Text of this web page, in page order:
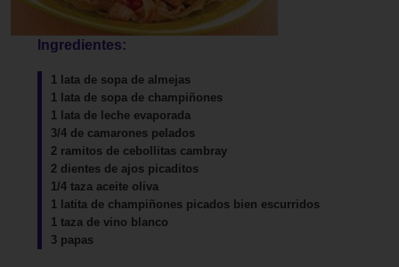
Ingredientes:
1 lata de sopa de almejas
1 lata de sopa de champiñones
1 lata de leche evaporada
3/4 de camarones pelados
2 ramitos de cebollitas cambray
2 dientes de ajos picaditos
1/4 taza aceite oliva
1 latita de champiñones picados bien escurridos
1 taza de vino blanco
3 papas